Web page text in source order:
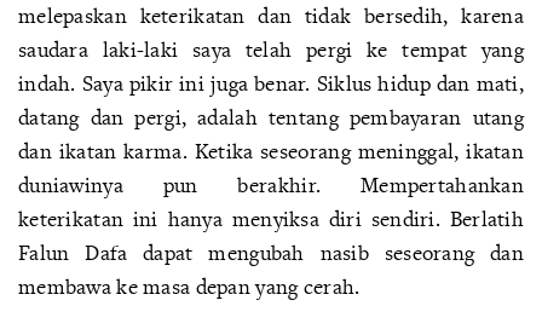
melepaskan keterikatan dan tidak bersedih, karena
saudara laki-laki saya telah pergi ke tempat yang
indah. Saya pikir ini juga benar. Siklus hidup dan mati,
datang dan pergi, adalah tentang pembayaran utang
dan ikatan karma. Ketika seseorang meninggal, ikatan
duniawinya pun berakhir. Mempertahankan
keterikatan ini hanya menyiksa diri sendiri. Berlatih
Falun Dafa dapat mengubah nasib seseorang dan
membawa ke masa depan yang cerah.